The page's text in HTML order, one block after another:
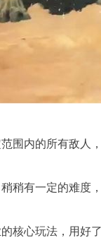
围内的所有敌人
稍有一定的难度
核心玩法，用好了